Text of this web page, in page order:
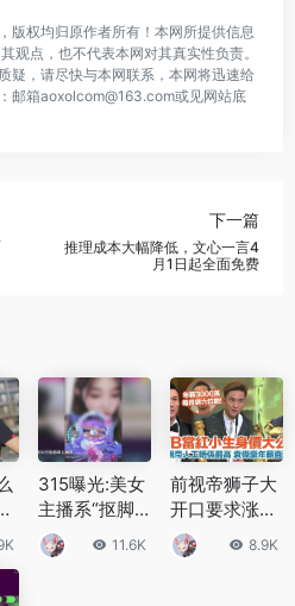
版权均归原作者所有！本网所提供信息
观点，也不代表本网对其真实性负责。
疑，请尽快与本网联系，本网将迅速给
邮箱aoxolcom@163.com或见网站底
下一篇
推理成本大幅降低，文心一言4
月1日起全面免费
315曝光:美女
主播系“抠脚
大汉” 背后详
情曝光
11.6K
前视帝狮子大
开口要求涨薪
至500万疑遭
黑，面临中年
8.9K